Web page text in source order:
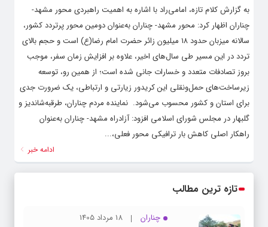
به گزارش کلام تازه، امامی‌راد با اشاره به اهمیت راهبردی محور مشهد-
چناران اظهار کرد: محور مشهد- چناران به‌عنوان دومین محور پرتردد کشور،
سالانه میزبان حدود ۱۸ میلیون زائر حضرت امام رضا(ع) است و حجم بالای
تردد در این مسیر طی سال‌های اخیر، علاوه بر افزایش زمان سفر، موجب
بروز تصادفات متعدد و خسارات جانی شده است؛ از همین رو، توسعه
زیرساخت‌های حمل‌ونقلی این کریدور زیارتی و ارتباطی، یک ضرورت جدی
برای استان و کشور محسوب می‌شود. ‌ ‌نماینده مردم چناران، طرقبه‌شاندیز و
گلبهار در مجلس شورای اسلامی افزود: آزادراه مشهد- چناران به‌عنوان
راهکار اصلی کاهش بار ترافیکی محور فعلی،...
ادامه خبر
تازه ترین مطالب
چناران
18 مرداد 1405